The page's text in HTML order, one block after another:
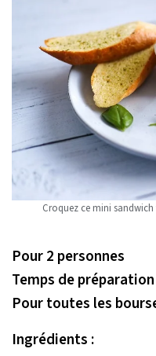
Croquez ce mini
Pour 2 personnes
Temps de
Pour toutes les
Ingrédients :